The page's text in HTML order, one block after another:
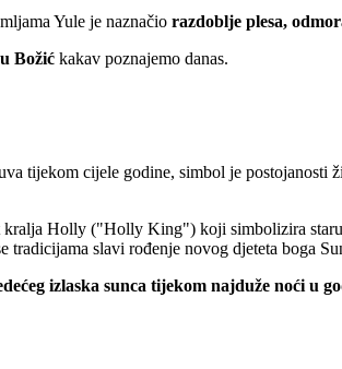
Yule je naznačio razdoblje plesa,
Božić kakav poznajemo danas.
tijekom cijele godine, simbol je
kralja Holly ("Holly King") koji simbolizira
slavi rođenje novog djeteta boga
izlaska sunca tijekom najduže noći u